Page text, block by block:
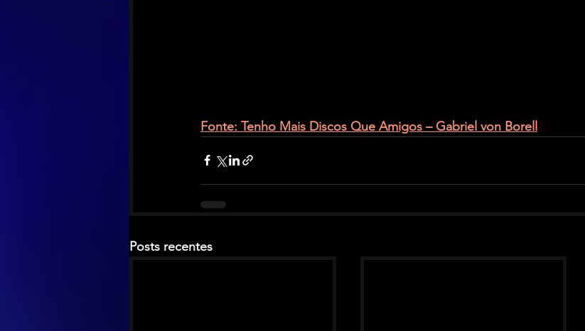
Fonte: Tenho Mais Discos Que Amigos – Gabriel von Borell
Posts recentes